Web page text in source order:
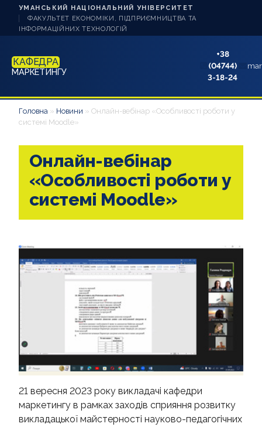
УМАНСЬКИЙ НАЦІОНАЛЬНИЙ УНІВЕРСИТЕТ
ФАКУЛЬТЕТ ЕКОНОМІКИ, ПІДПРИЄМНИЦТВА ТА
ІНФОРМАЦІЙНИХ ТЕХНОЛОГІЙ
КАФЕДРА
МАРКЕТИНГУ
+38
(04744)
3-18-24
НОВИНИ
СТУДЕНТУ
НАУКОВА РОБОТА
АКРЕДИТАЦІЯ
КОНТАКТИ
Головна » Новини » Онлайн-вебінар «Особливості роботи у
системі Moodle»
Онлайн-вебінар
«Особливості роботи у
системі Moodle»
21 вересня 2023 року викладачі кафедри
маркетингу в рамках заходів сприяння розвитку
викладацької майстерності науково-педагогічних